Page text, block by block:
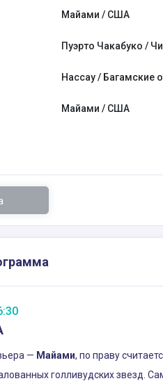
Майами / США
Пуэрто Чакабуко /
Нассау / Багамские
Майами / США
— Майами, по праву
голливудских звезд.